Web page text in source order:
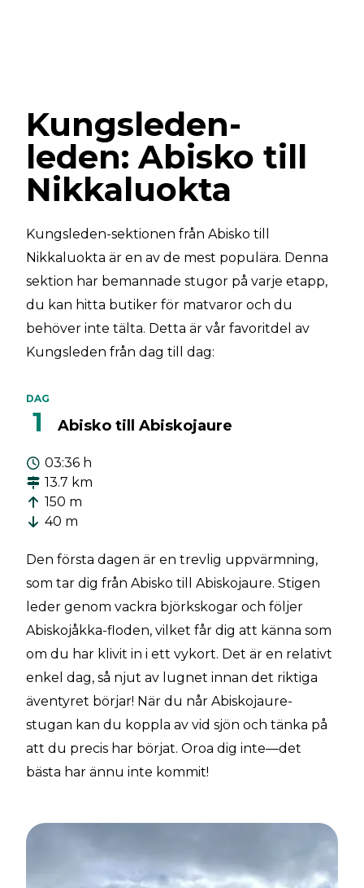
Kungsleden-
leden: Abisko till
Nikkaluokta
Kungsleden-sektionen från Abisko till
Nikkaluokta är en av de mest populära. Denna
sektion har bemannade stugor på varje etapp,
du kan hitta butiker för matvaror och du
behöver inte tälta. Detta är vår favoritdel av
Kungsleden från dag till dag:
DAG
1 Abisko till Abiskojaure
03:36 h
13.7 km
150 m
40 m
Den första dagen är en trevlig uppvärmning,
som tar dig från Abisko till Abiskojaure. Stigen
leder genom vackra björkskogar och följer
Abiskojåkka-floden, vilket får dig att känna som
om du har klivit in i ett vykort. Det är en relativt
enkel dag, så njut av lugnet innan det riktiga
äventyret börjar! När du når Abiskojaure-
stugan kan du koppla av vid sjön och tänka på
att du precis har börjat. Oroa dig inte—det
bästa har ännu inte kommit!